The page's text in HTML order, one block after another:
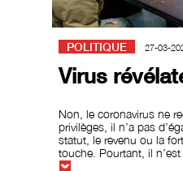
POLITIQUE 27-03-
Virus
Non, le coronavirus ne
privilèges, il n’a pas
statut, le revenu ou la
touche. Pourtant, il